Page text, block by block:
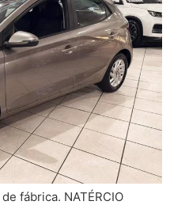
fábrica. NATÉRCIO